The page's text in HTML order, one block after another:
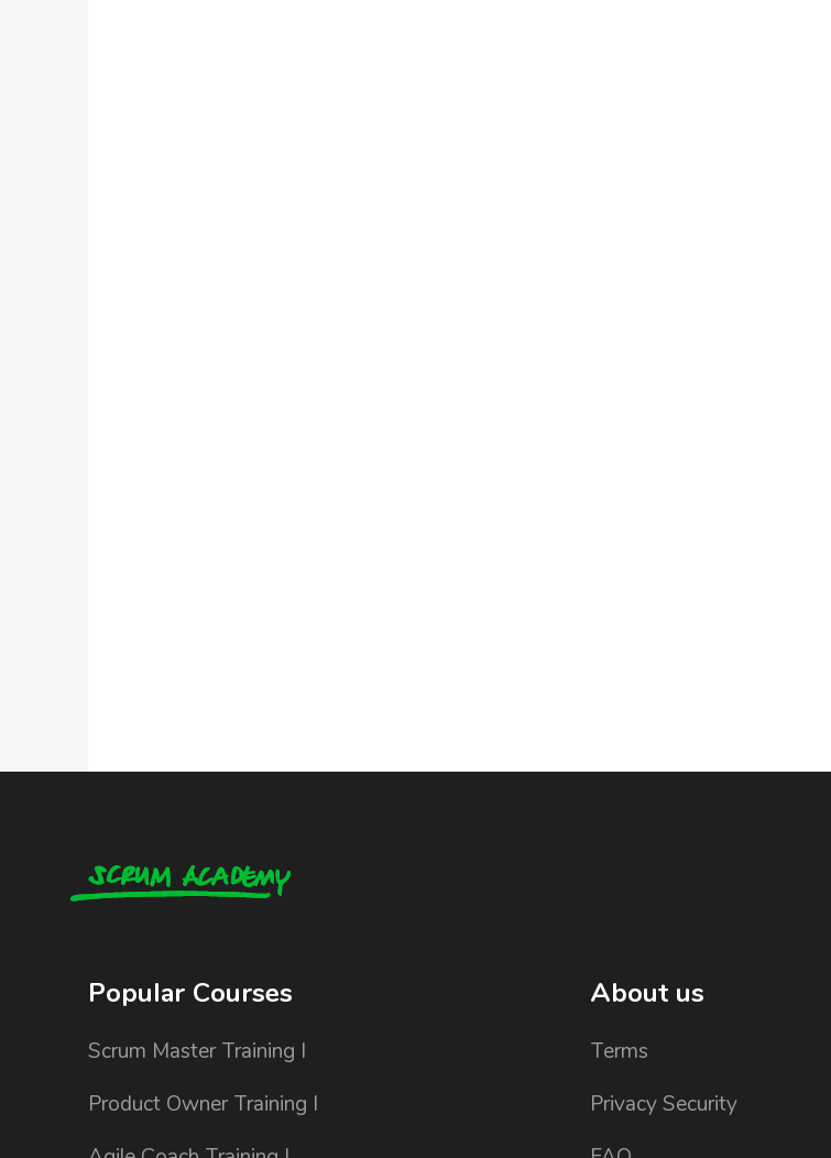
Popular Courses
Scrum Master Training I
Product Owner Training I
About us
Terms
Privacy Security